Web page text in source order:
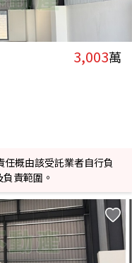
3,003萬
概由該受託業者自行負
責範圍。